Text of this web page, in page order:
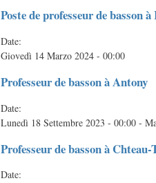
Poste de professeur de basson à
Date:
Giovedì 14 Marzo 2024 - 00:00
Professeur de basson à Antony
Date:
Lunedì 18 Settembre 2023 - 00:00 -
Professeur de basson à
Date: